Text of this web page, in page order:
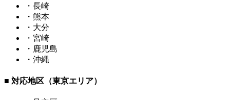
・長崎
・熊本
・大分
・宮崎
・鹿児島
・沖縄
■ 対応地区（東京エリア）